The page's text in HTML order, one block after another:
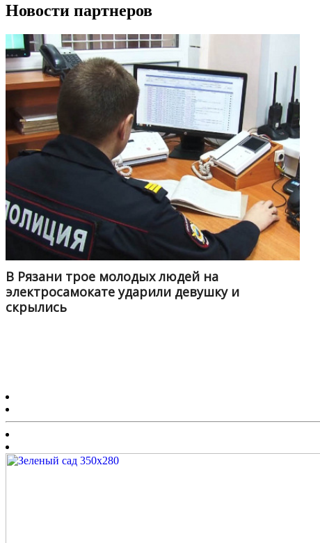
Новости партнеров
В Рязани трое молодых людей на
электросамокате ударили девушку и
скрылись